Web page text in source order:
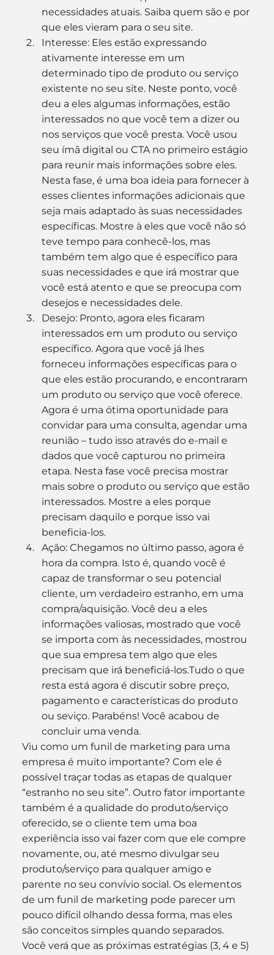
necessidades atuais. Saiba quem são e por
que eles vieram para o seu site.
Interesse: Eles estão expressando
ativamente interesse em um
determinado tipo de produto ou serviço
existente no seu site. Neste ponto, você
deu a eles algumas informações, estão
interessados ​​no que você tem a dizer ou
nos serviços que você presta. Você usou
seu ímã digital ou CTA no primeiro estágio
para reunir mais informações sobre eles.
Nesta fase, é uma boa ideia para fornecer à
esses clientes informações adicionais que
seja mais adaptado às suas necessidades
específicas. Mostre à eles que você não só
teve tempo para conhecê-los, mas
também tem algo que é específico para
suas necessidades e que irá mostrar que
você está atento e que se preocupa com
desejos e necessidades dele.
Desejo: Pronto, agora eles ficaram
interessados em um produto ou serviço
específico. Agora que você já lhes
forneceu informações específicas para o
que eles estão procurando, e encontraram
um produto ou serviço que você oferece.
Agora é uma ótima oportunidade para
convidar para uma consulta, agendar uma
reunião – tudo isso através do e-mail e
dados que você capturou no primeira
etapa. Nesta fase você precisa mostrar
mais sobre o produto ou serviço que estão
interessados. Mostre a eles porque
precisam daquilo e porque isso vai
beneficia-los.
Ação: Chegamos no último passo, agora é
hora da compra. Isto é, quando você é
capaz de transformar o seu potencial
cliente, um verdadeiro estranho, em uma
compra/aquisição. Você deu a eles
informações valiosas, mostrado que você
se importa com às necessidades, mostrou
que sua empresa tem algo que eles
precisam que irá beneficiá-los.Tudo o que
resta está agora é discutir sobre preço,
pagamento e características do produto
ou seviço. Parabéns! Você acabou de
concluir uma venda.
Viu como um funil de marketing para uma
empresa é muito importante? Com ele é
possível traçar todas as etapas de qualquer
“estranho no seu site”. Outro fator importante
também é a qualidade do produto/serviço
oferecido, se o cliente tem uma boa
experiência isso vai fazer com que ele compre
novamente, ou, até mesmo divulgar seu
produto/serviço para qualquer amigo e
parente no seu convívio social. Os elementos
de um funil de marketing pode parecer um
pouco difícil olhando dessa forma, mas eles
são conceitos simples quando separados.
Você verá que as próximas estratégias (3, 4 e 5)